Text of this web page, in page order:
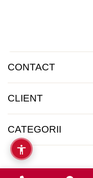
CONTACT
CLIENT
CATEGORII